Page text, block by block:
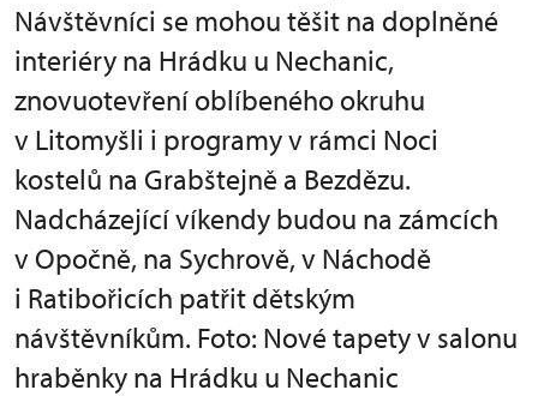
Návštěvníci se mohou těšit na doplněné
interiéry na Hrádku u Nechanic,
znovuotevření oblíbeného okruhu
v Litomyšli i programy v rámci Noci
kostelů na Grabštejně a Bezdězu.
Nadcházející víkendy budou na zámcích
v Opočně, na Sychrově, v Náchodě
i Ratibořicích patřit dětským
návštěvníkům. Foto: Nové tapety v salonu
hraběnky na Hrádku u Nechanic